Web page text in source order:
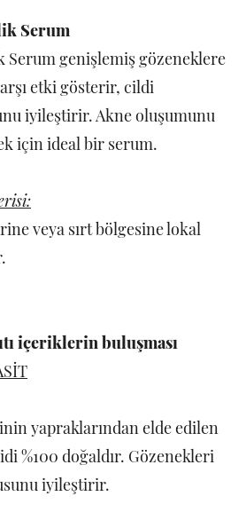
Serum
Serum genişlemiş gözeneklere
etki gösterir, cildi
iyileştirir. Akne oluşumunu
için ideal bir serum.
veya sırt bölgesine lokal
içeriklerin buluşması
yapraklarından elde edilen
%100 doğaldır. Gözenekleri
iyileştirir.